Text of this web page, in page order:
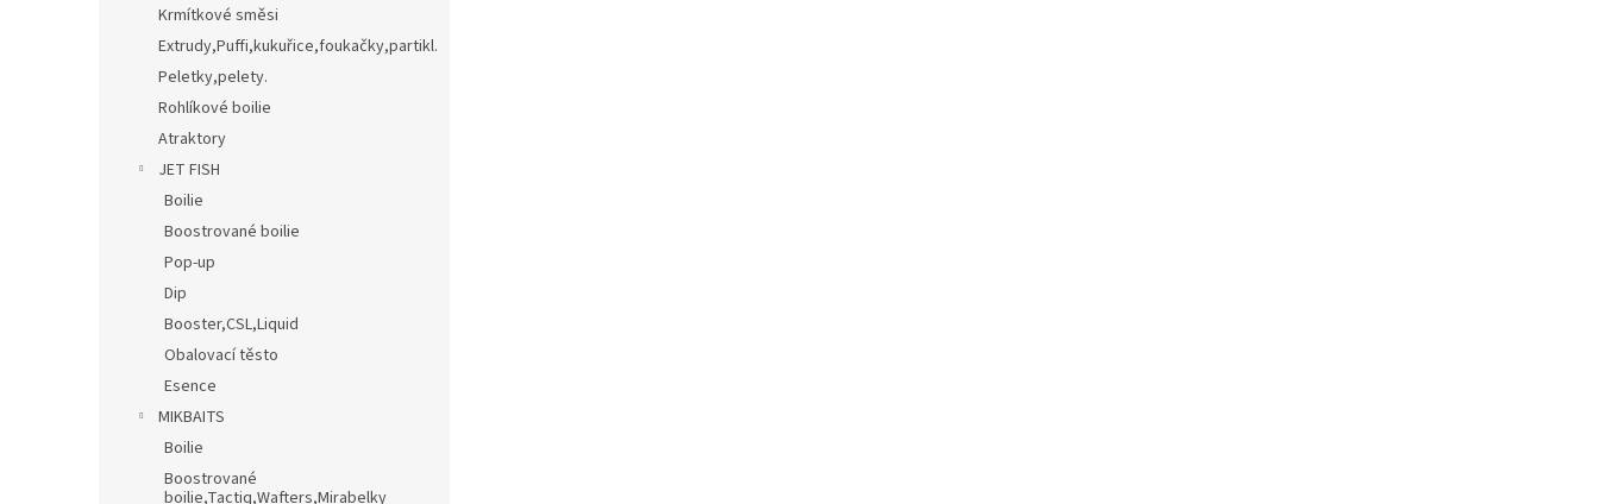
Krmítkové směsi
Extrudy,Puffi,kukuřice,foukačky,partikl.
Peletky,pelety.
Rohlíkové boilie
Atraktory
JET FISH
Boilie
Boostrované boilie
Pop-up
Dip
Booster,CSL,Liquid
Obalovací těsto
Esence
MIKBAITS
Boilie
Boostrované
boilie,Tactiq,Wafters,Mirabelky